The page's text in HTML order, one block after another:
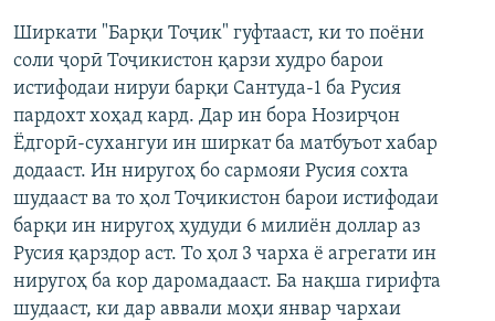
ҶаҳишОСИЁИ МАРКАЗӢ
ФАРҲАНГ
МЕҲМОНИ ОЗОДӢ
ВАРЗИШ
ҶАНГ ДАР УКРАИНА
НАЗАРИ МАРДУМ
БЛОГИСТОН
ОЗОДӢ ОНЛАЙН
ЧАНДРАСОНАӢ
ВИДЕО
ГУЗОРИШҲОИ РАДИОӢ
РӮЙХАТҲО
КИТОБҲОИ ОЗОДӢ
Русский
ПАЙГИРӢ КУНЕД
Ширкати "Барқи Тоҷик" гуфтааст, ки то поёни
соли ҷорӣ Тоҷикистон қарзи худро барои
истифодаи нируи барқи Сантуда-1 ба Русия
пардохт хоҳад кард. Дар ин бора Нозирҷон
Ёдгорӣ-сухангуи ин ширкат ба матбуъот хабар
додааст. Ин ниругоҳ бо сармояи Русия сохта
шудааст ва то ҳол Тоҷикистон барои истифодаи
барқи ин ниругоҳ ҳудуди 6 милиён доллар аз
Русия қарздор аст. То ҳол 3 чарха ё агрегати ин
ниругоҳ ба кор даромадааст. Ба нақша гирифта
шудааст, ки дар аввали моҳи январ чархаи